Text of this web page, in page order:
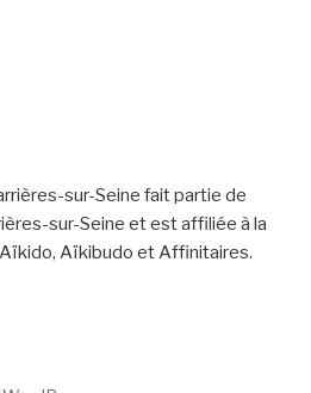
sur-Seine fait partie de
sur-Seine et est affiliée à la
Aïkibudo et Affinitaires.